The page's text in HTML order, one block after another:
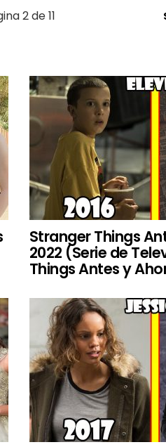
2 de 11
Stranger Things
2022 (Serie de
Things Antes y